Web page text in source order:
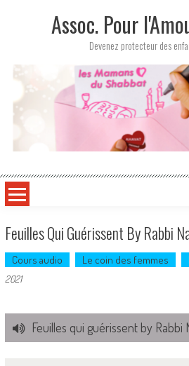
Assoc. Pour
Devenez protecteur des
Feuilles Qui Guérissent By Rabbi
Cours audio Le coin des femmes
2021
Feuilles qui guérissent by Rabbi